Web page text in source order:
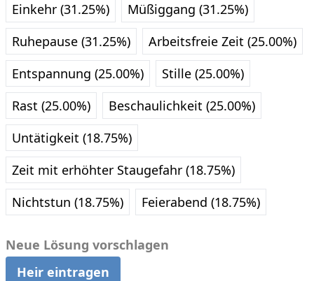
Einkehr (31.25%)
Müßiggang (31.25%)
Ruhepause (31.25%)
Arbeitsfreie Zeit (25.00%)
Entspannung (25.00%)
Stille (25.00%)
Rast (25.00%)
Beschaulichkeit (25.00%)
Untätigkeit (18.75%)
Zeit mit erhöhter Staugefahr (18.75%)
Nichtstun (18.75%)
Feierabend (18.75%)
Neue Lösung vorschlagen
Heir eintragen